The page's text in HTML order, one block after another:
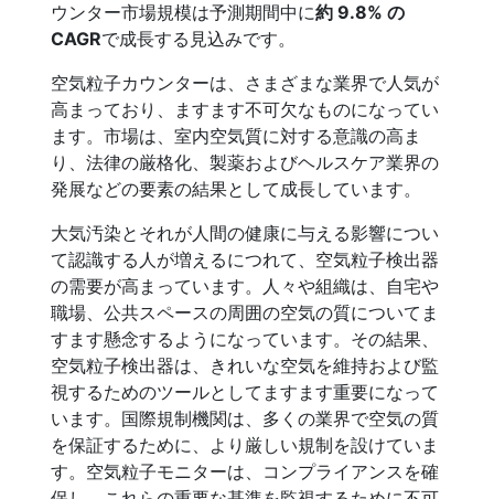
ウンター市場規模は予測期間中に約 9.8% の
CAGRで成長する見込みです。
空気粒子カウンターは、さまざまな業界で人気が
高まっており、ますます不可欠なものになってい
ます。市場は、室内空気質に対する意識の高ま
り、法律の厳格化、製薬およびヘルスケア業界の
発展などの要素の結果として成長しています。
大気汚染とそれが人間の健康に与える影響につい
て認識する人が増えるにつれて、空気粒子検出器
の需要が高まっています。人々や組織は、自宅や
職場、公共スペースの周囲の空気の質についてま
すます懸念するようになっています。その結果、
空気粒子検出器は、きれいな空気を維持および監
視するためのツールとしてますます重要になって
います。国際規制機関は、多くの業界で空気の質
を保証するために、より厳しい規制を設けていま
す。空気粒子モニターは、コンプライアンスを確